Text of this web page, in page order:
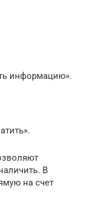
информацию».
В
на счет